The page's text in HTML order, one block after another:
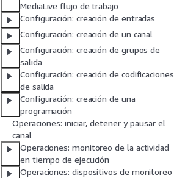
MediaLive flujo de trabajo
Configuración: creación de entradas
Configuración: creación de un canal
Configuración: creación de grupos de
salida
Configuración: creación de codificaciones
de salida
Configuración: creación de una
programación
Operaciones: iniciar, detener y pausar el
canal
Operaciones: monitoreo de la actividad
en tiempo de ejecución
Operaciones: dispositivos de monitoreo